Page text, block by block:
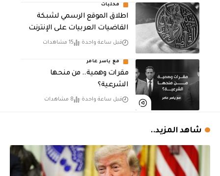
محليات
اطلاق الموقع الرسمي لشبكة
القاضيات العربيات على الإنترنت
قبل ساعة واحدة 15 مشاهدات
مع ياسر عامر
مقرات وهمية.. من منحها
الشرعية؟
قبل ساعة واحدة 8 مشاهدات
شاهد المزيد..